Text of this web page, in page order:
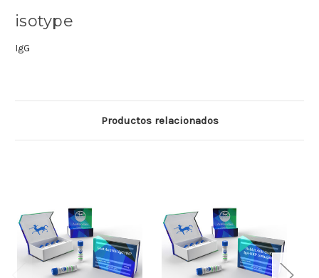
isotype
IgG
Productos relacionados